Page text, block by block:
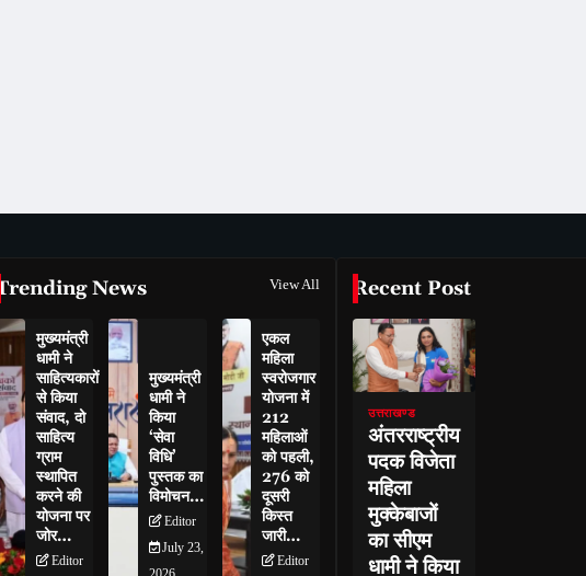
Trending News View All
मुख्यमंत्री
धामी ने
साहित्यकारों
से किया
संवाद, दो
साहित्य
ग्राम
स्थापित
करने की
योजना पर
जोर…
Editor
मुख्यमंत्री
धामी ने
किया
‘सेवा
विधि’
पुस्तक का
विमोचन…
Editor
July 23,
एकल
महिला
स्वरोजगार
योजना में
212
महिलाओं
को पहली,
276 को
दूसरी
किस्त
जारी…
Editor
Recent Post
उत्तराखण्ड
अंतरराष्ट्रीय
पदक विजेता
महिला
मुक्केबाजों
का सीएम
धामी ने किया